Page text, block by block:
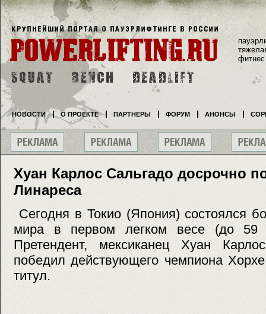
Хуан Карлос Сальгадо досрочно
Линареса
Сегодня в Токио (Япония) состоялся
мира в первом легком весе (до 59
Претендент, мексиканец Хуан
победил действующего чемпиона
титул.
фитнес
НОВОСТИ О ПРОЕКТЕ ПАРТНЕРЫ ФОРУМ АНОНСЫ